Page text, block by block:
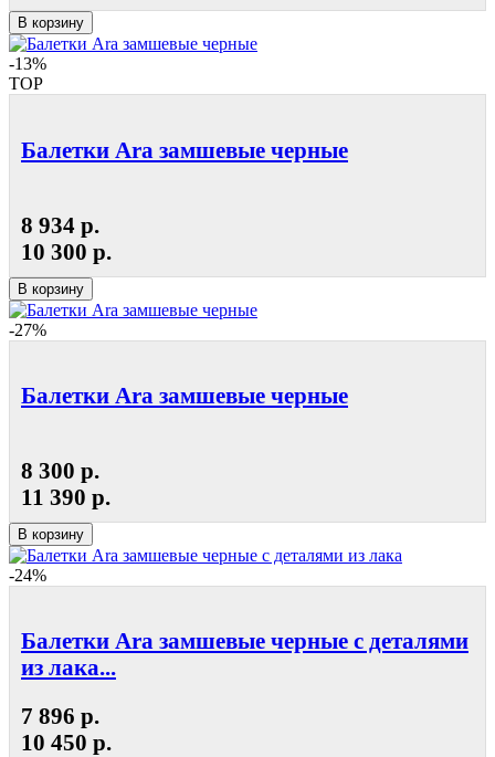
В корзину
-13%
TOP
Балетки Ara замшевые черные
8 934 р.
10 300 р.
В корзину
-27%
Балетки Ara замшевые черные
8 300 р.
11 390 р.
В корзину
-24%
Балетки Ara замшевые черные с деталями
из лака...
7 896 р.
10 450 р.